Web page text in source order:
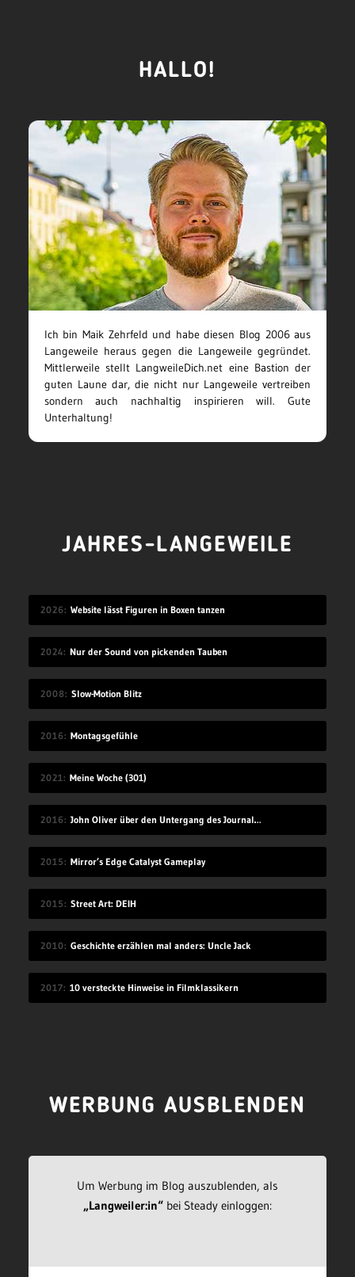
HALLO!
Ich bin Maik Zehrfeld und habe diesen Blog 2006 aus
Langeweile heraus gegen die Langeweile gegründet.
Mittlerweile stellt LangweileDich.net eine Bastion der
guten Laune dar, die nicht nur Langeweile vertreiben
sondern auch nachhaltig inspirieren will. Gute
Unterhaltung!
JAHRES-LANGEWEILE
2026 Website lässt Figuren in Boxen tanzen
2024 Nur der Sound von pickenden Tauben
2008 Slow-Motion Blitz
2016 Montagsgefühle
2021 Meine Woche (301)
2016 John Oliver über den Untergang des Journalismus
2015 Mirror’s Edge Catalyst Gameplay
2015 Street Art: DEIH
2010 Geschichte erzählen mal anders: Uncle Jack
2017 10 versteckte Hinweise in Filmklassikern
WERBUNG AUSBLENDEN
Um Werbung im Blog auszublenden, als
„Langweiler:in“bei Steady einloggen: